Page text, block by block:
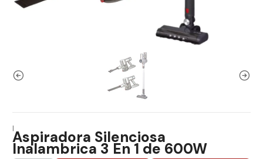
|Aspiradora Silenciosa
Inalambrica 3 En 1 de 600W